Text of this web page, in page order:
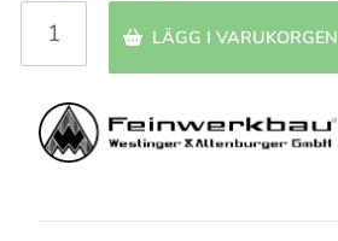
LÄGG I VARUKORGEN